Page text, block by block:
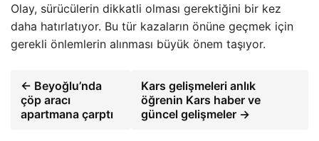
Olay, sürücülerin dikkatli olması gerektiğini bir kez
daha hatırlatıyor. Bu tür kazaların önüne geçmek için
gerekli önlemlerin alınması büyük önem taşıyor.
← Beyoğlu’nda
çöp aracı
apartmana çarptı
Kars gelişmeleri anlık
öğrenin Kars haber ve
güncel gelişmeler →